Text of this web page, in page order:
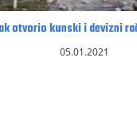
otvorio kunski i devizni
05.01.2021